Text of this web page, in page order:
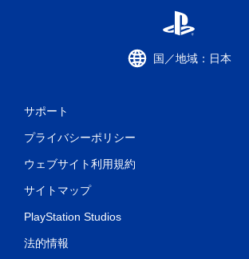
国／地域：日本
サポート
プライバシーポリシー
ウェブサイト利用規約
サイトマップ
PlayStation Studios
法的情報